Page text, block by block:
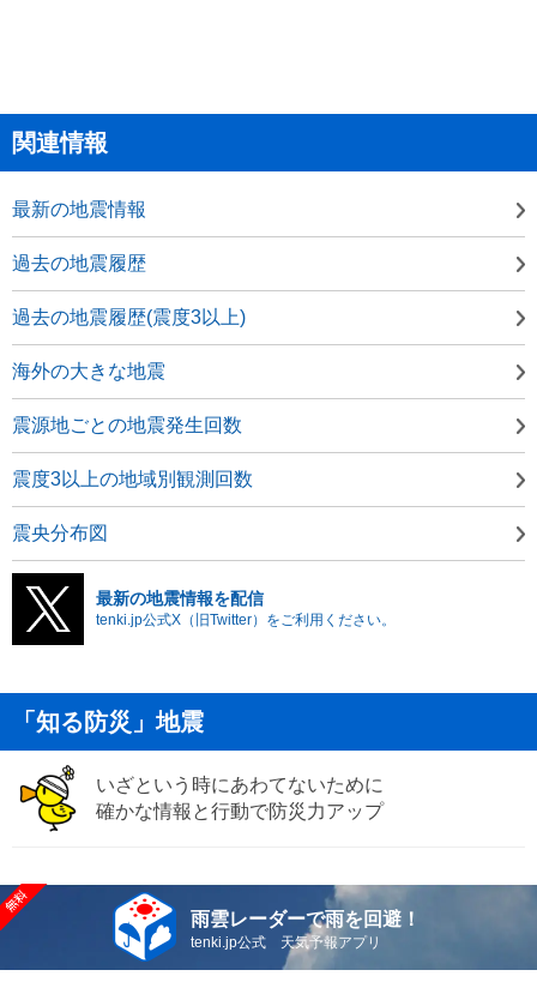
関連情報
最新の地震情報
過去の地震履歴
過去の地震履歴(震度3以上)
海外の大きな地震
震源地ごとの地震発生回数
震度3以上の地域別観測回数
震央分布図
最新の地震情報を配信
tenki.jp公式X（旧Twitter）をご利用ください。
「知る防災」地震
いざという時にあわてないために
確かな情報と行動で防災力アップ
雨雲レーダーで雨を回避！
tenki.jp公式 天気予報アプリ